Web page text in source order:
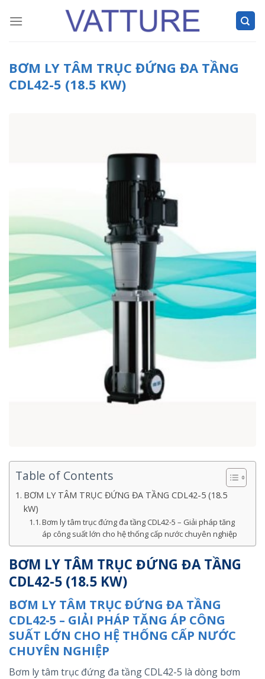
BƠM LY TÂM TRỤC ĐỨNG ĐA TẦNG
CDL42-5 (18.5 KW)
Table of Contents
BƠM LY TÂM TRỤC ĐỨNG ĐA TẦNG CDL42-5 (18.5
kW)
Bơm ly tâm trục đứng đa tầng CDL42-5 – Giải pháp tăng
áp công suất lớn cho hệ thống cấp nước chuyên nghiệp
BƠM LY TÂM TRỤC ĐỨNG ĐA TẦNG
CDL42-5 (18.5 KW)
BƠM LY TÂM TRỤC ĐỨNG ĐA TẦNG
CDL42-5 – GIẢI PHÁP TĂNG ÁP CÔNG
SUẤT LỚN CHO HỆ THỐNG CẤP NƯỚC
CHUYÊN NGHIỆP
Bơm ly tâm trục đứng đa tầng CDL42-5 là dòng bơm